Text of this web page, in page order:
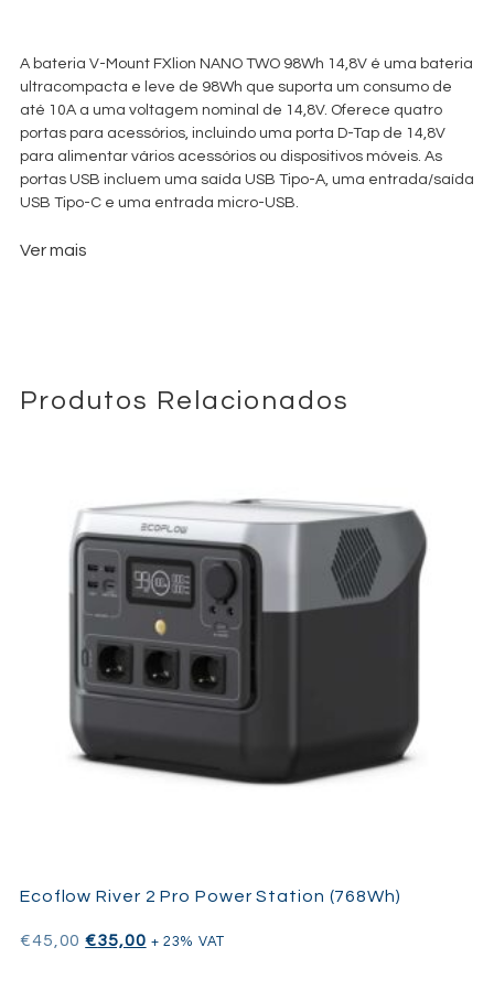
A bateria V-Mount FXlion NANO TWO 98Wh 14,8V é uma bateria
ultracompacta e leve de 98Wh que suporta um consumo de
até 10A a uma voltagem nominal de 14,8V. Oferece quatro
portas para acessórios, incluindo uma porta D-Tap de 14,8V
para alimentar vários acessórios ou dispositivos móveis. As
portas USB incluem uma saída USB Tipo-A, uma entrada/saída
USB Tipo-C e uma entrada micro-USB.
Ver mais
Produtos Relacionados
Ecoflow River 2 Pro Power Station (768Wh)
€45,00 €35,00 + 23% VAT